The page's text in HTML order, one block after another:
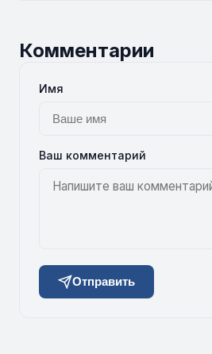
Комментарии
Имя
Ваш комментарий
Отправить